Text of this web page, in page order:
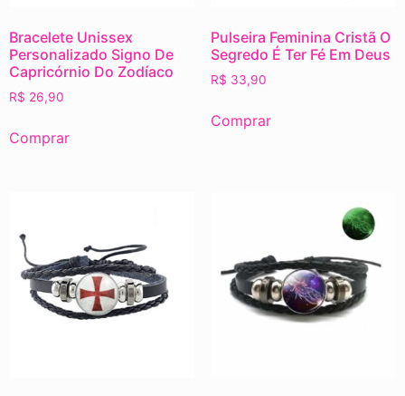
Bracelete Unissex
Personalizado Signo De
Capricórnio Do Zodíaco
R$ 26,90
Comprar
Pulseira Feminina Cristã O
Segredo É Ter Fé Em Deus
R$ 33,90
Comprar